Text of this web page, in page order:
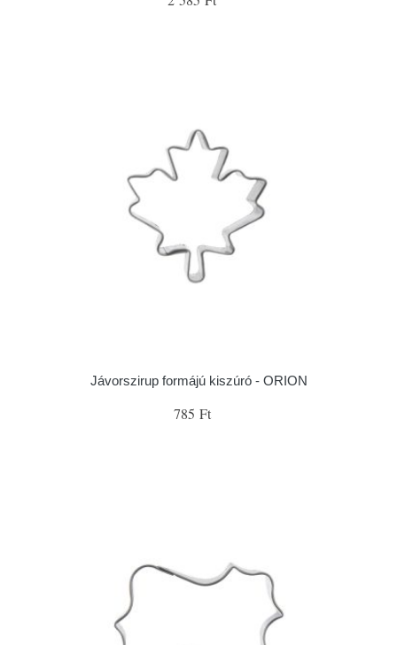
Jávorszirup formájú kiszúró - ORION
785 Ft